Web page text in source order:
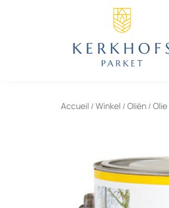
Accueil / Winkel / Oliën / Olie